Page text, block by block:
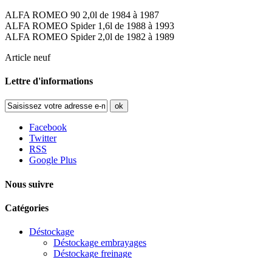
ALFA ROMEO 90 2,0l de 1984 à 1987
ALFA ROMEO Spider 1,6l de 1988 à 1993
ALFA ROMEO Spider 2,0l de 1982 à 1989
Article neuf
Lettre d'informations
ok
Facebook
Twitter
RSS
Google Plus
Nous suivre
Catégories
Déstockage
Déstockage embrayages
Déstockage freinage